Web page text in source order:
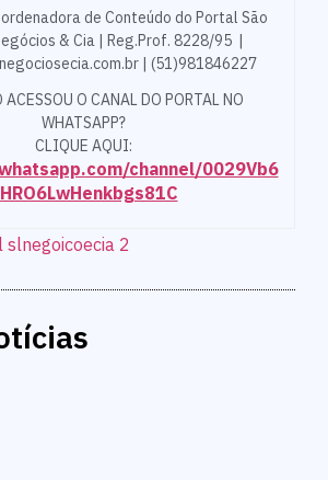
de Conteúdo do Portal São
& Cia | Reg.Prof. 8228/95 |
| (51)981846227
O CANAL DO PORTAL NO
WHATSAPP?
CLIQUE AQUI:
channel/0029Vb6